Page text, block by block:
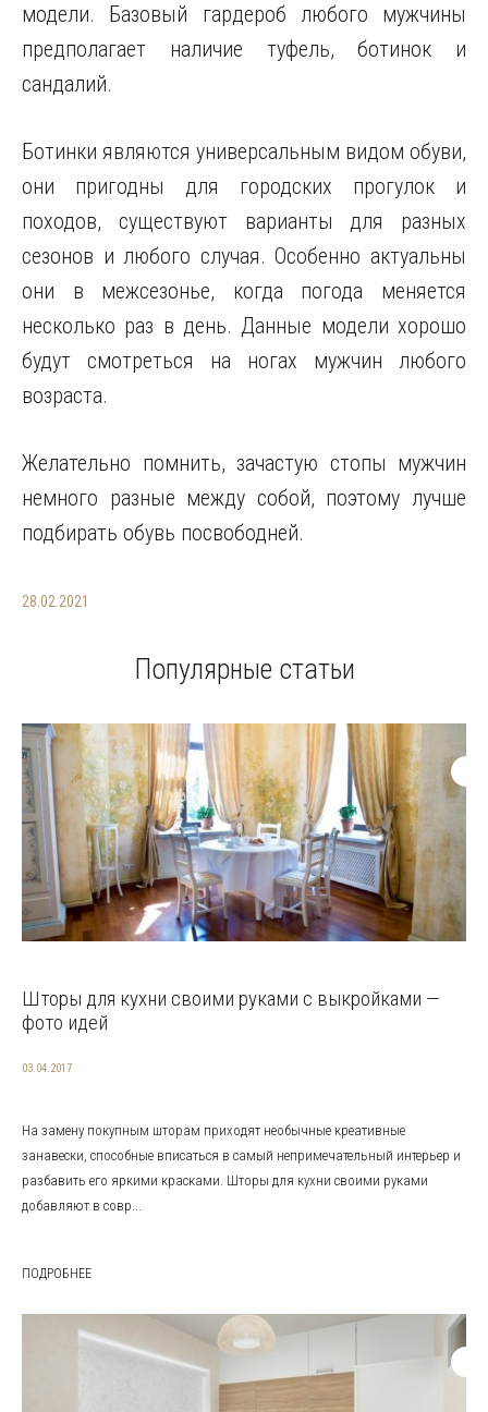
модели. Базовый гардероб любого мужчины
предполагает наличие туфель, ботинок и
сандалий.
Ботинки являются универсальным видом обуви,
они пригодны для городских прогулок и
походов, существуют варианты для разных
сезонов и любого случая. Особенно актуальны
они в межсезонье, когда погода меняется
несколько раз в день. Данные модели хорошо
будут смотреться на ногах мужчин любого
возраста.
Желательно помнить, зачастую стопы мужчин
немного разные между собой, поэтому лучше
подбирать обувь посвободней.
28.02.2021
Популярные статьи
Шторы для кухни своими руками с выкройками —
фото идей
03.04.2017
На замену покупным шторам приходят необычные креативные
занавески, способные вписаться в самый непримечательный интерьер и
разбавить его яркими красками. Шторы для кухни своими руками
добавляют в совр...
ПОДРОБНЕЕ